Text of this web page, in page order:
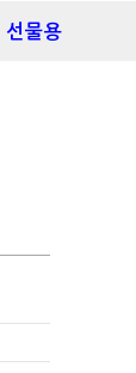
선물용